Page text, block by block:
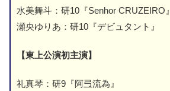
水美舞斗：研10『Senhor CRUZEIRO』
瀬央ゆりあ：研10『デビュタント』
【東上公演初主演】
礼真琴：研9『阿弖流為』